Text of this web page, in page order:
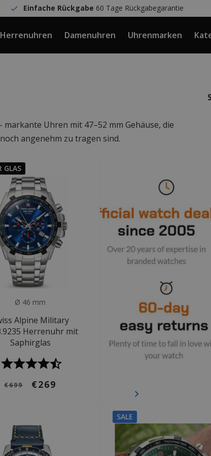
Einfache Rückgabe 60 Tage Rückgabegarantie
Herrenuhren Damenuhren Uhrenmarken
Uhren mit 47–52 mm Gehäuse, die
angenehm zu tragen sind.
GLAS
Ø 46 mm
Alpine Military
Herrenuhr mit
Saphirglas
€699 €269
SALE